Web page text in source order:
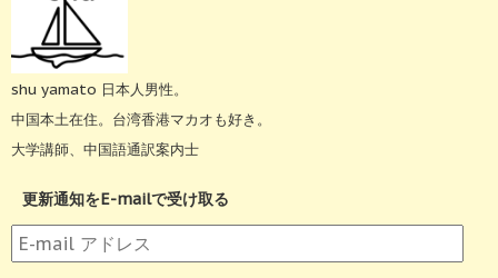
shu yamato 日本人男性。
中国本土在住。台湾香港マカオも好き。
大学講師、中国語通訳案内士
更新通知をE-mailで受け取る
E-
mail